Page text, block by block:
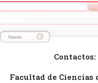
Contactos:
Facultad de Ciencias